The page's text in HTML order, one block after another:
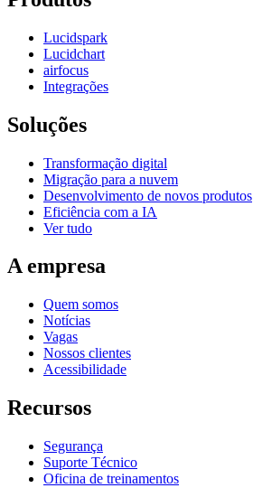
Lucidspark
Lucidchart
airfocus
Integrações
Soluções
Transformação digital
Migração para a nuvem
Desenvolvimento de novos produtos
Eficiência com a IA
Ver tudo
A empresa
Quem somos
Notícias
Vagas
Nossos clientes
Acessibilidade
Recursos
Segurança
Suporte Técnico
Oficina de treinamentos